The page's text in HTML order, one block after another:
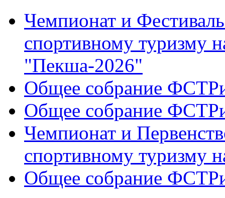
Чемпионат и
спортивному туризму
"Пекша-2026"
Общее собрание
Общее собрание
Чемпионат и
спортивному туризму
Общее собрание